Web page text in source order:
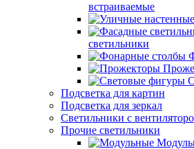
встраиваемые
светильники
Подсветка для картин
Подсветка для зеркал
Светильники с
Прочие светильники